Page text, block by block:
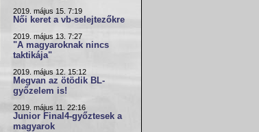
2019. május 15. 7:19
Női keret a vb-selejtezőkre
2019. május 13. 7:27
"A magyaroknak nincs
taktikája"
2019. május 12. 15:12
Megvan az ötödik BL-
győzelem is!
2019. május 11. 22:16
Junior Final4-győztesek a
magyarok